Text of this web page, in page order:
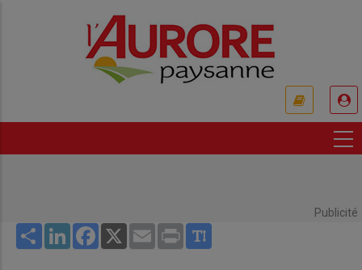
Publicité
Share LinkedInFacebook
X Email Print